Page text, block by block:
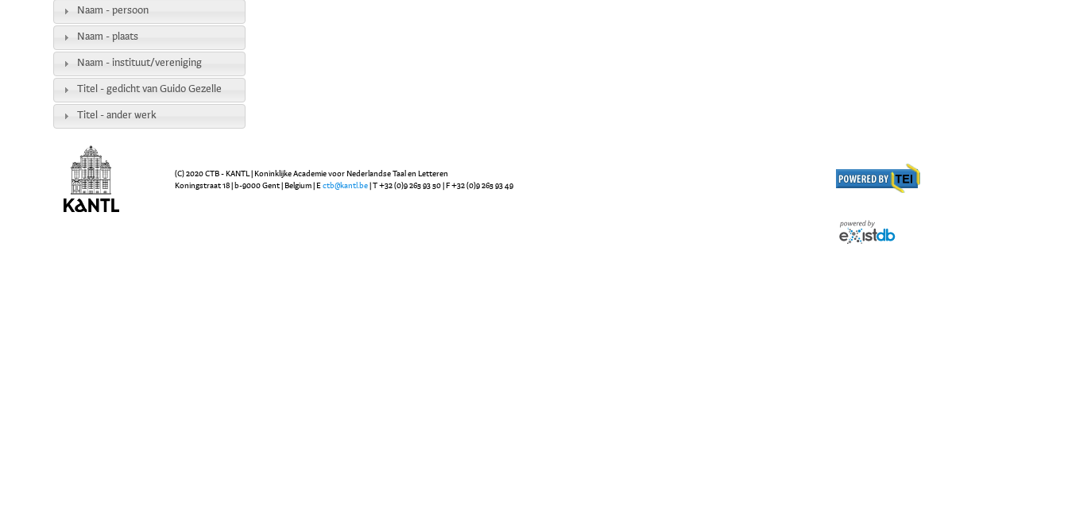
Naam - persoon
Naam - plaats
Naam - instituut/vereniging
Titel - gedicht van Guido Gezelle
Titel - ander werk
(C) 2020 CTB - KANTL | Koninklijke Academie voor Nederlandse Taal en Letteren
Koningstraat 18 | b-9000 Gent | Belgium | Ectb@kantl.be | T +32 (0)9 265 93 50 | F +32 (0)9 265 93 49